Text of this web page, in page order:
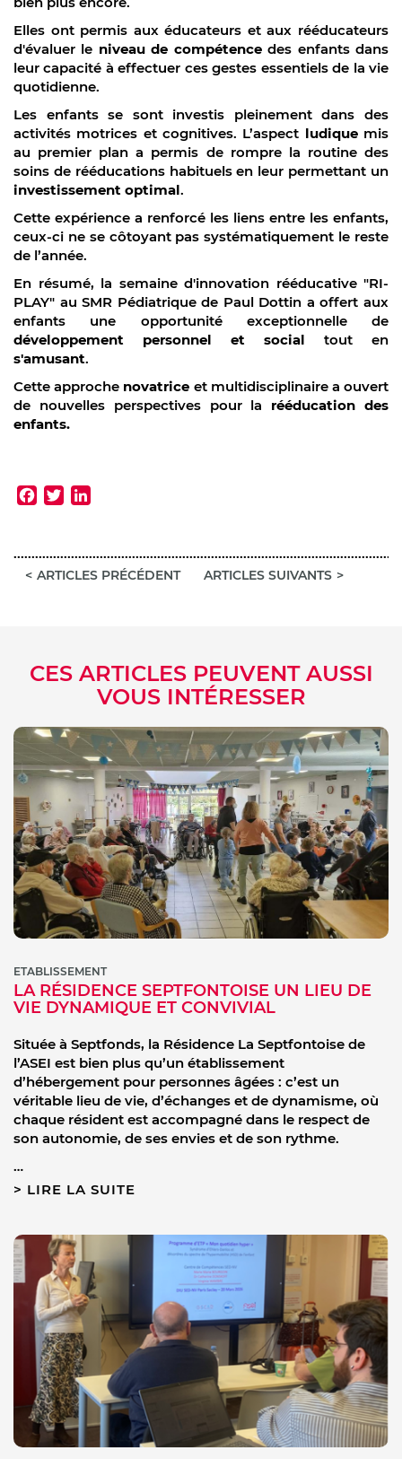
Elles ont permis aux éducateurs et aux rééducateurs
d'évaluer le niveau de compétencedes enfants dans
leur capacité à effectuer ces gestes essentiels de la vie
quotidienne.
Les enfants se sont investis pleinement dans des
activités motrices et cognitives. L’aspect ludiquemis
au premier plan a permis de rompre la routine des
soins de rééducations habituels en leur permettant un
investissement optimal.
Cette expérience a renforcé les liens entre les enfants,
ceux-ci ne se côtoyant pas systématiquement le reste
de l’année.
En résumé, la semaine d'innovation rééducative "RI-
PLAY" au SMR Pédiatrique de Paul Dottin a offert aux
enfants une opportunité exceptionnelle de
développement personnel et social tout en
s'amusant.
Cette approche novatrice et multidisciplinaire a ouvert
de nouvelles perspectives pour la rééducation des
enfants.
Facebook
Twitter
ARTICLES PRÉCÉDENT ARTICLES SUIVANTS
CES ARTICLES PEUVENT AUSSI
VOUS INTÉRESSER
ETABLISSEMENT
LA RÉSIDENCE SEPTFONTOISE UN LIEU DE
VIE DYNAMIQUE ET CONVIVIAL
Située à Septfonds, la Résidence La Septfontoise de
l’ASEI est bien plus qu’un établissement
d’hébergement pour personnes âgées : c’est un
véritable lieu de vie, d’échanges et de dynamisme, où
chaque résident est accompagné dans le respect de
son autonomie, de ses envies et de son rythme.
…
LIRE LA SUITE